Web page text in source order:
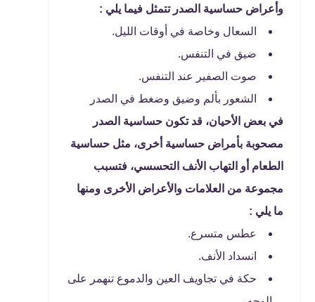
وأعراض حساسية الصدر تتمثل فيما يلي :
السعال وخاصة في أوقات الليل.
ضيق في التنفس.
صوت الصفير عند التنفس.
الشعور بألم وضيق وضغط في الصدر
في بعض الأحيان، قد تكون حساسية الصدر
مصحوبة بأمراض حساسية أخرى، مثل حساسية
الطعام أو التهاب الأنف التحسسي، فتسبب
مجموعة من العلامات والأعراض الأخرى ومنها
ما يلي :
عطس متسرع.
انسداد الأنف.
حكة في تجاويف العين والدموع تنهمر على